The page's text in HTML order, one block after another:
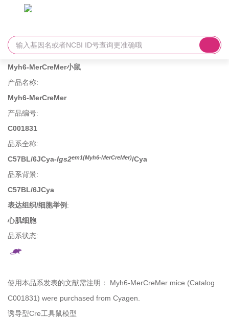
Myh6-MerCreMer小鼠
产品名称:
Myh6-MerCreMer
产品编号:
C001831
品系全称:
C57BL/6JCya-Igs2em1(Myh6-MerCreMer)/Cya
品系背景:
C57BL/6JCya
表达组织/细胞举例:
心肌细胞
品系状态:
使用本品系发表的文献需注明： Myh6-MerCreMer mice (Catalog
C001831) were purchased from Cyagen.
诱导型Cre工具鼠模型